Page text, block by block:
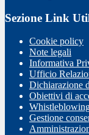
Sezione Link
Cookie policy
Note legali
Informativa
Ufficio
Dichiarazione
Obiettivi di
Gestione